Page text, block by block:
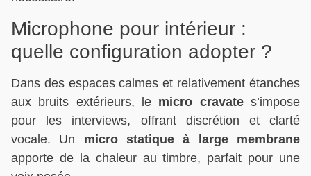
Microphone pour intérieur :
quelle configuration adopter ?
Dans des espaces calmes et relativement étanches
aux bruits extérieurs, le micro cravates’impose
pour les interviews, offrant discrétion et clarté
vocale. Un micro statique à large membrane
apporte de la chaleur au timbre, parfait pour une